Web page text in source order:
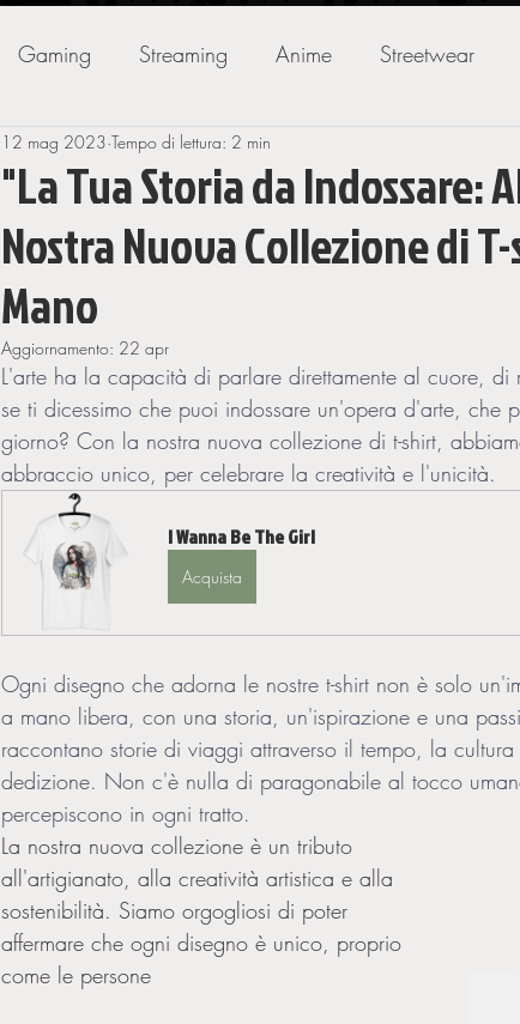
Gaming Streaming Anime Streetwear
"La Tua Storia da Indossare:
Nostra Nuova Collezione di
Mano
12 mag 2023 Tempo di lettura: 2 min
Aggiornamento: 22 apr
L'arte ha la capacità di parlare direttamente al cuore, di
se ti dicessimo che puoi indossare un'opera d'arte, che
giorno? Con la nostra nuova collezione di t-shirt,
abbraccio unico, per celebrare la creatività e l'unicità.
I Wanna Be The Girl
Acquista
Ogni disegno che adorna le nostre t-shirt non è solo
a mano libera, con una storia, un'ispirazione e una
raccontano storie di viaggi attraverso il tempo, la
dedizione. Non c'è nulla di paragonabile al tocco
percepiscono in ogni tratto.
La nostra nuova collezione è un tributo
all'artigianato, alla creatività artistica e alla
sostenibilità. Siamo orgogliosi di poter
affermare che ogni disegno è unico, proprio
come le persone